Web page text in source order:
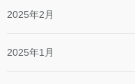
2025年2月
2025年1月